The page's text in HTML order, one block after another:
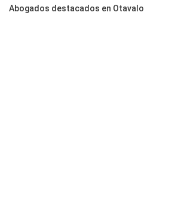
Abogados destacados en Otavalo